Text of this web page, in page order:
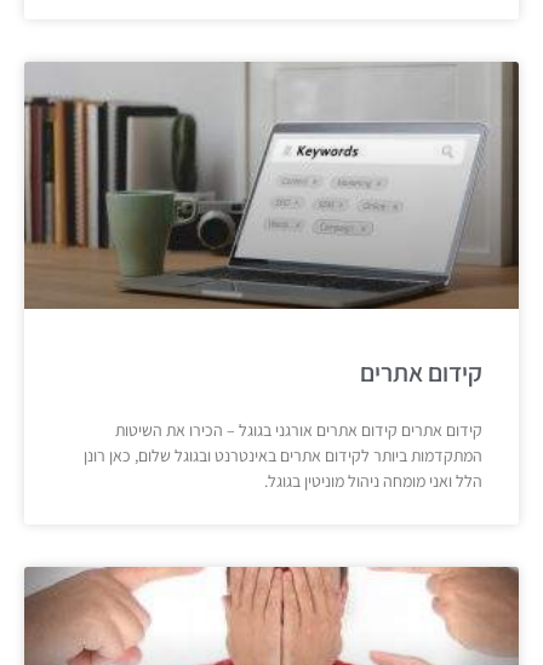
קידום אתרים
קידום אתרים קידום אתרים אורגני בגוגל – הכירו את השיטות
המתקדמות ביותר לקידום אתרים באינטרנט ובגוגל שלום, כאן רונן
הלל ואני מומחה ניהול מוניטין בגוגל.